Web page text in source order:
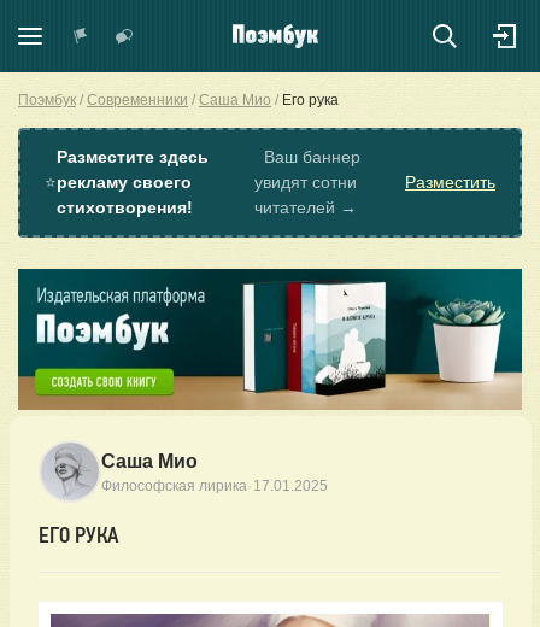
Поэмбук Современники Саша Мио Его рука
⭐
Разместите здесь
рекламу своего
стихотворения!
Ваш баннер
увидят сотни
читателей →
Разместить
Саша Мио
Философская лирика· 17.01.2025
ЕГО РУКА